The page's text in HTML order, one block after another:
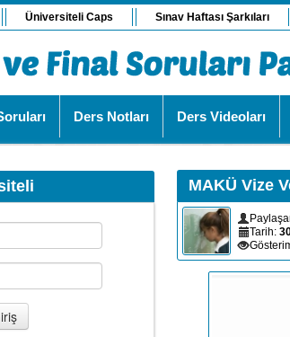
Üniversiteli Caps Sınav Haftası Şarkıları
Ders Notları Ders Videoları
MAKÜ Vize
Tarih: